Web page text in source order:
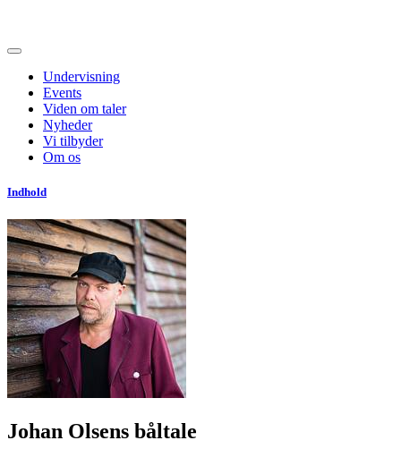
Undervisning
Events
Viden om taler
Nyheder
Vi tilbyder
Om os
Indhold
Johan Olsens båltale